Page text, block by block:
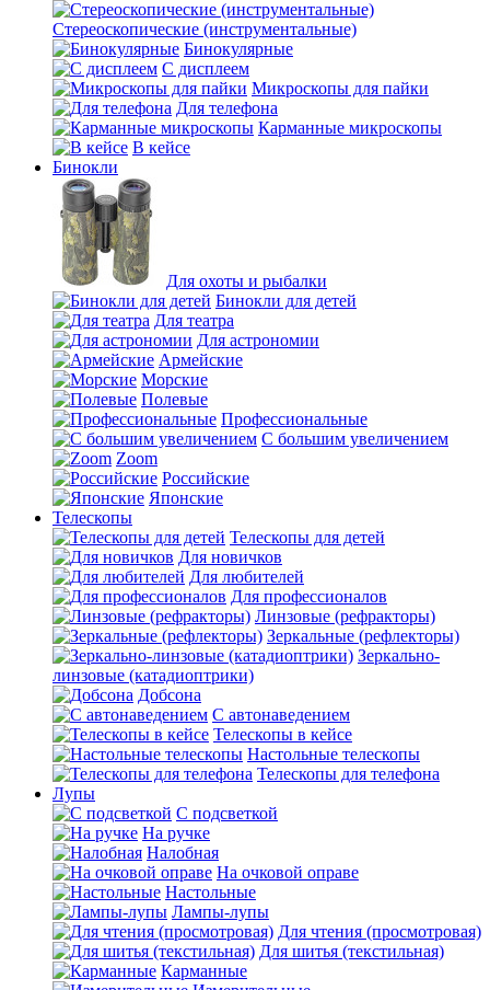
Стереоскопические (инструментальные)
Бинокулярные
С дисплеем
Микроскопы для пайки
Для телефона
Карманные микроскопы
В кейсе
Бинокли
Для охоты и рыбалки
Бинокли для детей
Для театра
Для астрономии
Армейские
Морские
Полевые
Профессиональные
С большим увеличением
Zoom
Российские
Японские
Телескопы
Телескопы для детей
Для новичков
Для любителей
Для профессионалов
Линзовые (рефракторы)
Зеркальные (рефлекторы)
Зеркально-
линзовые (катадиоптрики)
Добсона
С автонаведением
Телескопы в кейсе
Настольные телескопы
Телескопы для телефона
Лупы
С подсветкой
На ручке
Налобная
На очковой оправе
Настольные
Лампы-лупы
Для чтения (просмотровая)
Для шитья (текстильная)
Карманные